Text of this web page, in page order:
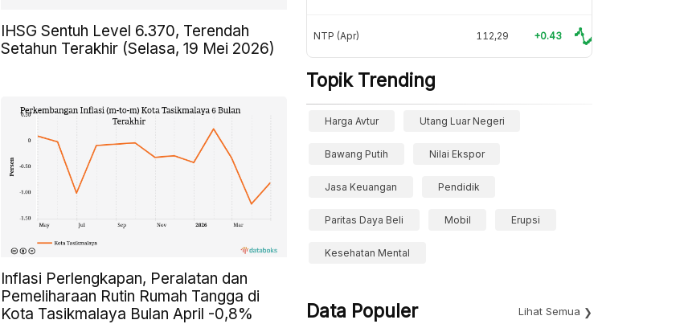
IHSG Sentuh Level 6.370, Terendah
Setahun Terakhir (Selasa, 19 Mei 2026)
Inflasi Perlengkapan, Peralatan dan
Pemeliharaan Rutin Rumah Tangga di
Kota Tasikmalaya Bulan April -0,8%
NTP (Apr) 112,29 +0.43
Topik Trending
Harga Avtur Utang Luar Negeri
Bawang Putih Nilai Ekspor
Jasa Keuangan Pendidik
Paritas Daya Beli Mobil Erupsi
Kesehatan Mental
Data Populer Lihat Semua